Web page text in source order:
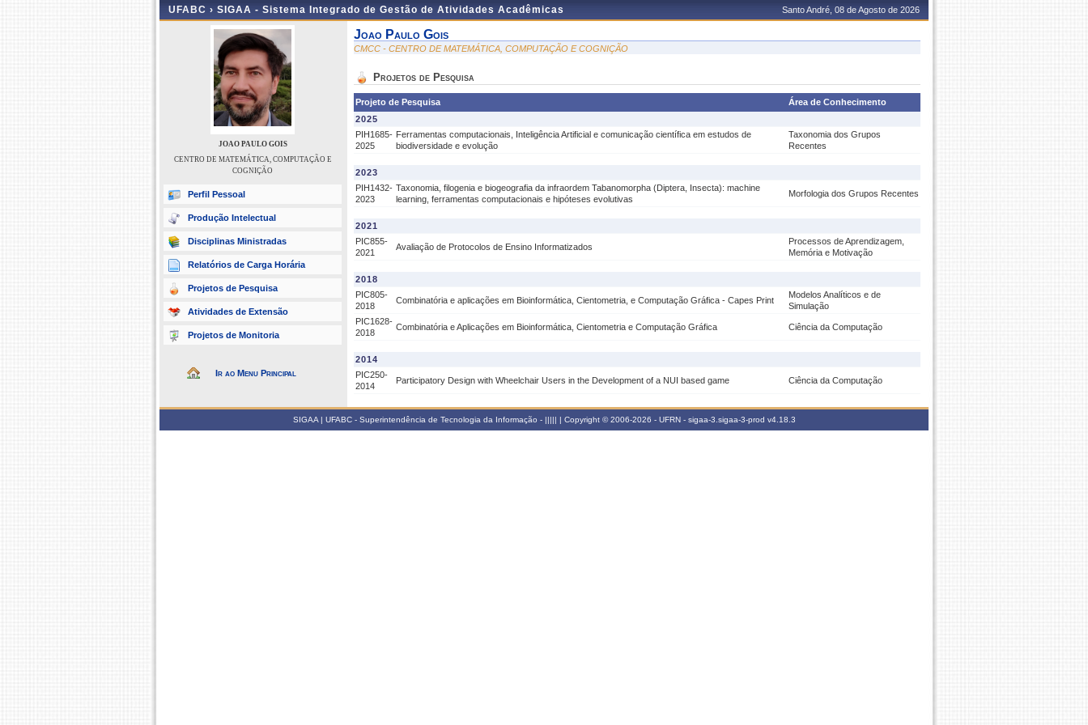
UFABC › SIGAA - Sistema Integrado de Gestão de Atividades Acadêmicas Santo André, 08 de Agosto de 2026
JOAO PAULO GOIS
CENTRO DE MATEMÁTICA, COMPUTAÇÃO E
COGNIÇÃO
Perfil Pessoal
Produção Intelectual
Disciplinas Ministradas
Relatórios de Carga Horária
Projetos de Pesquisa
Atividades de Extensão
Projetos de Monitoria
Ir ao Menu Principal
Joao Paulo Gois
CMCC - CENTRO DE MATEMÁTICA, COMPUTAÇÃO E COGNIÇÃO
Projetos de Pesquisa
Projeto de Pesquisa
Área de Conhecimento
2025
PIH1685-
2025
Ferramentas computacionais, Inteligência Artificial e comunicação científica em estudos de
biodiversidade e evolução
Taxonomia dos Grupos
Recentes
2023
PIH1432-
2023
Taxonomia, filogenia e biogeografia da infraordem Tabanomorpha (Diptera, Insecta): machine
learning, ferramentas computacionais e hipóteses evolutivas
Morfologia dos Grupos Recentes
2021
PIC855-
2021
Avaliação de Protocolos de Ensino Informatizados
Processos de Aprendizagem,
Memória e Motivação
2018
PIC805-
2018
Combinatória e aplicações em Bioinformática, Cientometria, e Computação Gráfica - Capes Print
Modelos Analíticos e de
Simulação
PIC1628-
2018
Combinatória e Aplicações em Bioinformática, Cientometria e Computação Gráfica Ciência da Computação
2014
PIC250-
2014
Participatory Design with Wheelchair Users in the Development of a NUI based game Ciência da Computação
SIGAA | UFABC - Superintendência de Tecnologia da Informação - ||||| | Copyright © 2006-2026 - UFRN - sigaa-3.sigaa-3-prod v4.18.3